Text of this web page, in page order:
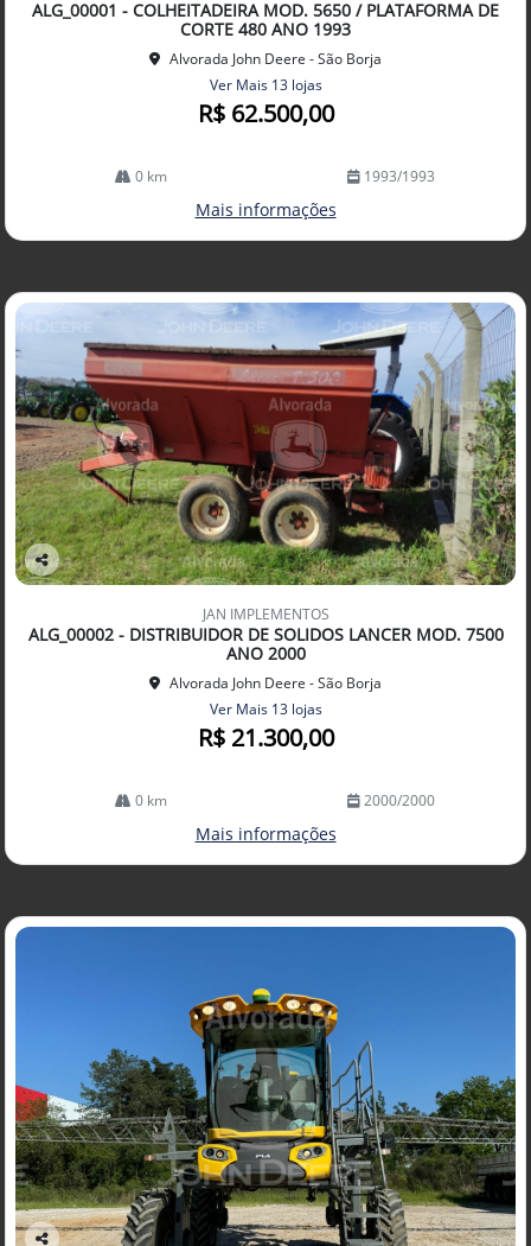
lhe
ALG_00001 - COLHEITADEIRA MOD. 5650 / PLATAFORMA DE
CORTE 480 ANO 1993
Alvorada John Deere - São Borja
Ver Mais 13 lojas
R$ 62.500,00
0 km 1993/1993
Mais informações
Co
arti
lhe
JAN IMPLEMENTOS
ALG_00002 - DISTRIBUIDOR DE SOLIDOS LANCER MOD. 7500
ANO 2000
Alvorada John Deere - São Borja
Ver Mais 13 lojas
R$ 21.300,00
0 km 2000/2000
Mais informações